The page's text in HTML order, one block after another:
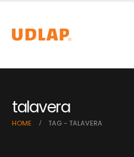
talavera
HOME TAG - TALAVERA